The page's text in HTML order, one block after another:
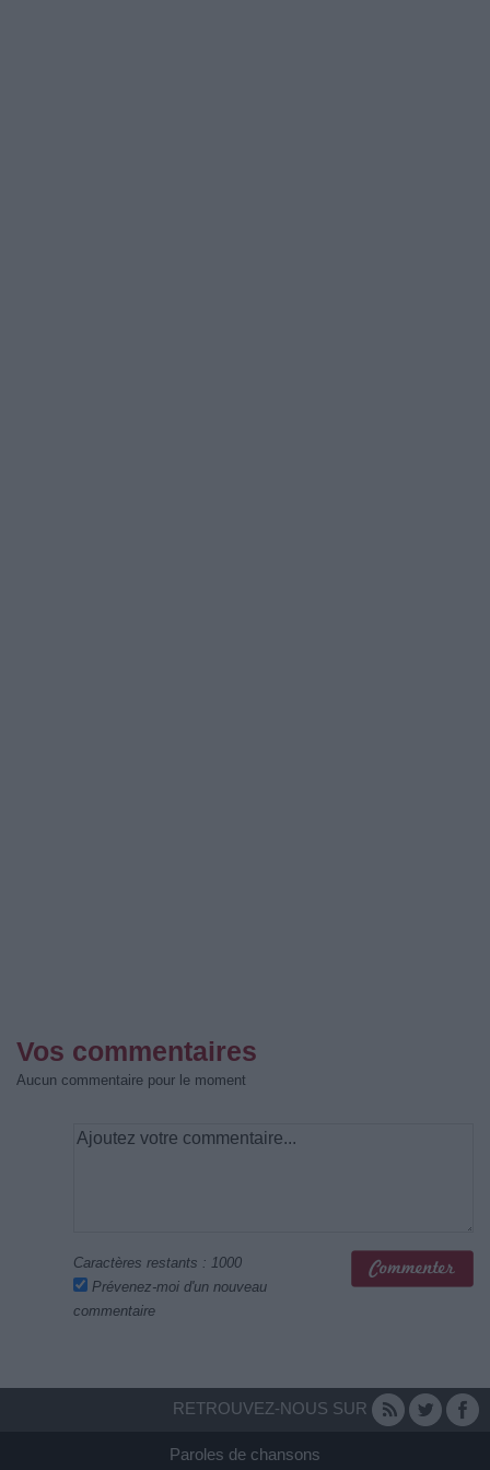
Vos commentaires
Aucun commentaire pour le moment
Caractères restants : 1000
Prévenez-moi d'un nouveau
commentaire
RETROUVEZ-NOUS SUR
Paroles de chansons